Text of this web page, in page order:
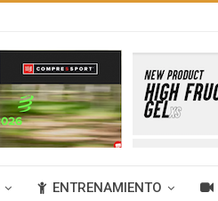
ENTRENAMIENTO